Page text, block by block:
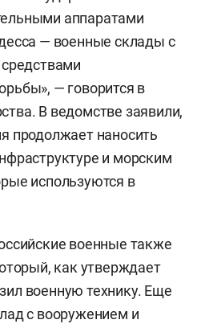
аппаратами
— военные склады с
— говорится в
В ведомстве заявили,
продолжает наносить
и морским
используются в
военные также
как утверждает
военную технику. Еще
с вооружением и